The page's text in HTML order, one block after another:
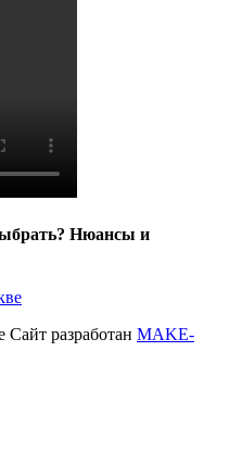
Нюансы и
Сайт разработан MAKE-